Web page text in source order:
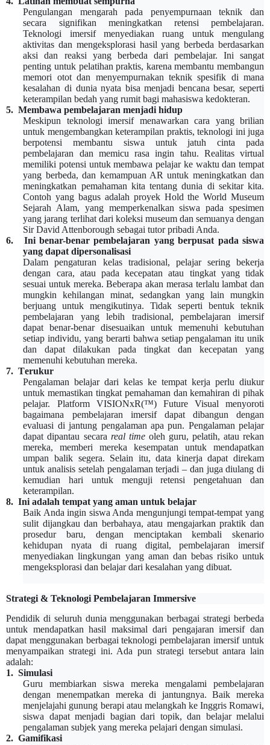
Pengulangan mengarah pada penyempurnaan teknik dan
secara signifikan meningkatkan retensi pembelajaran.
Teknologi imersif menyediakan ruang untuk mengulang
aktivitas dan mengeksplorasi hasil yang berbeda berdasarkan
aksi dan reaksi yang berbeda dari pembelajar. Ini sangat
penting untuk pelatihan praktis, karena membantu membangun
memori otot dan menyempurnakan teknik spesifik di mana
kesalahan di dunia nyata bisa menjadi bencana besar, seperti
keterampilan bedah yang rumit bagi mahasiswa kedokteran.
5. Membawa pembelajaran menjadi hidup
Meskipun teknologi imersif menawarkan cara yang brilian
untuk mengembangkan keterampilan praktis, teknologi ini juga
berpotensi membantu siswa untuk jatuh cinta pada
pembelajaran dan memicu rasa ingin tahu. Realitas virtual
memiliki potensi untuk membawa pelajar ke waktu dan tempat
yang berbeda, dan kemampuan AR untuk meningkatkan dan
meningkatkan pemahaman kita tentang dunia di sekitar kita.
Contoh yang bagus adalah proyek Hold the World Museum
Sejarah Alam, yang memperkenalkan siswa pada spesimen
yang jarang terlihat dari koleksi museum dan semuanya dengan
Sir David Attenborough sebagai tutor pribadi Anda.
6.
Ini benar-benar pembelajaran yang berpusat pada siswa
yang dapat dipersonalisasi
Dalam pengaturan kelas tradisional, pelajar sering bekerja
dengan cara, atau pada kecepatan atau tingkat yang tidak
sesuai untuk mereka. Beberapa akan merasa terlalu lambat dan
mungkin kehilangan minat, sedangkan yang lain mungkin
berjuang untuk mengikutinya. Tidak seperti bentuk teknik
pembelajaran yang lebih tradisional, pembelajaran imersif
dapat benar-benar disesuaikan untuk memenuhi kebutuhan
setiap individu, yang berarti bahwa setiap pengalaman itu unik
dan dapat dilakukan pada tingkat dan kecepatan yang
memenuhi kebutuhan mereka.
7. Terukur
Pengalaman belajar dari kelas ke tempat kerja perlu diukur
untuk memastikan tingkat pemahaman dan kemahiran di pihak
pelajar. Platform VISIONxR(™) Future Visual menyoroti
bagaimana pembelajaran imersif dapat dibangun dengan
evaluasi di jantung pengalaman apa pun. Pengalaman pelajar
dapat dipantau secara real timeoleh guru, pelatih, atau rekan
mereka, memberi mereka kesempatan untuk mendapatkan
umpan balik segera. Selain itu, data kinerja dapat direkam
untuk analisis setelah pengalaman terjadi – dan juga diulang di
kemudian hari untuk menguji retensi pengetahuan dan
keterampilan.
8. Ini adalah tempat yang aman untuk belajar
Baik Anda ingin siswa Anda mengunjungi tempat-tempat yang
sulit dijangkau dan berbahaya, atau mengajarkan praktik dan
prosedur baru, dengan menciptakan kembali skenario
kehidupan nyata di ruang digital, pembelajaran imersif
menyediakan lingkungan yang aman dan bebas risiko untuk
mengeksplorasi dan belajar dari kesalahan yang dibuat.
Strategi & Teknologi Pembelajaran Immersive
Pendidik di seluruh dunia menggunakan berbagai strategi berbeda
untuk mendapatkan hasil maksimal dari pengajaran imersif dan
dapat menggunakan berbagai teknologi pembelajaran imersif untuk
menyampaikan strategi ini. Ada pun strategi tersebut antara lain
adalah:
1. Simulasi
Guru membiarkan siswa mereka mengalami pembelajaran
dengan menempatkan mereka di jantungnya. Baik mereka
menjelajahi gunung berapi atau melangkah ke Inggris Romawi,
siswa dapat menjadi bagian dari topik, dan belajar melalui
pengalaman subjek yang mereka pelajari dengan simulasi.
2. Gamifikasi